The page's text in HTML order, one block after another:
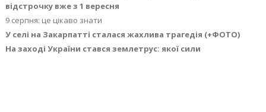
відстрочку вже з 1 вересня
9 серпня: це цікаво знати
У селі на Закарпатті сталася жахлива трагедія (+ФОТО)
На заході України стався землетрус: якої сили